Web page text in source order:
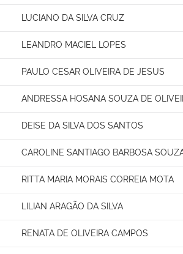
LUCIANO DA SILVA CRUZ
LEANDRO MACIEL LOPES
PAULO CESAR OLIVEIRA DE JESUS
ANDRESSA HOSANA SOUZA DE
DEISE DA SILVA DOS SANTOS
CAROLINE SANTIAGO BARBOSA
RITTA MARIA MORAIS CORREIA MOTA
LILIAN ARAGÃO DA SILVA
RENATA DE OLIVEIRA CAMPOS